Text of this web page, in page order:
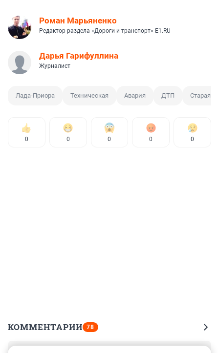
Роман Марьяненко
Редактор раздела «Дороги и транспорт» E1.RU
Дарья Гарифуллина
Журналист
Лада-Приора Техническая Авария ДТП Старая
0 0 0 0 0
КОММЕНТАРИИ 78